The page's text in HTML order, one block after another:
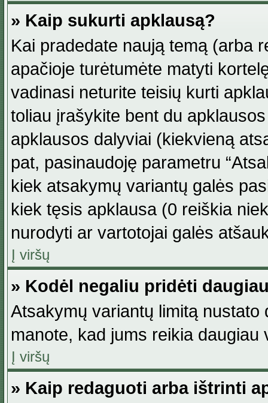
» Kaip sukurti apklausą?
Kai pradedate naują temą (arba
apačioje turėtumėte matyti
vadinasi neturite teisių kurti
toliau įrašykite bent du
apklausos dalyviai (kiekvieną
pat, pasinaudoję parametru
kiek atsakymų variantų galės
kiek tęsis apklausa (0 reiškia
nurodyti ar vartotojai galės
Į viršų
» Kodėl negaliu pridėti
Atsakymų variantų limitą
manote, kad jums reikia daugiau
Į viršų
» Kaip redaguoti arba ištrinti